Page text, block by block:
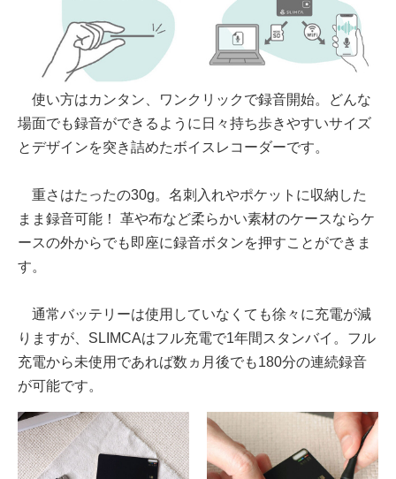
使い方はカンタン、ワンクリックで録音開始。どんな
場面でも録音ができるように日々持ち歩きやすいサイズ
とデザインを突き詰めたボイスレコーダーです。
重さはたったの30g。名刺入れやポケットに収納した
まま録音可能！ 革や布など柔らかい素材のケースならケ
ースの外からでも即座に録音ボタンを押すことができま
す。
通常バッテリーは使用していなくても徐々に充電が減
りますが、SLIMCAはフル充電で1年間スタンバイ。フル
充電から未使用であれば数ヵ月後でも180分の連続録音
が可能です。